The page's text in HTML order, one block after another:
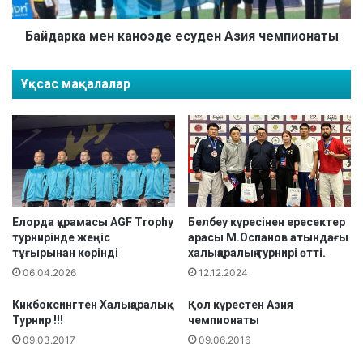
Қ
А
Ө
Е
Л
Е
У
Д
Е
Н
А
Р
И
м
к
н
о
е
е
с
у
д
е
н
з
и
я
Байдарка мен каноэде есуден Азия чемпионаты
Ұқсас мақалалар
Елорда құрамасы AGF Trophy
турнирінде жеңіс
тұғырынан көрінді
06.04.2026
Белбеу күресінен ересектер
арасы М.Оспанов атындағы
халықаралық турнирі өтті.
12.12.2024
Кикбоксингтен Халықаралық
Турнир !!!
09.03.2017
Қол күрестен Азия
чемпионаты
09.06.2016